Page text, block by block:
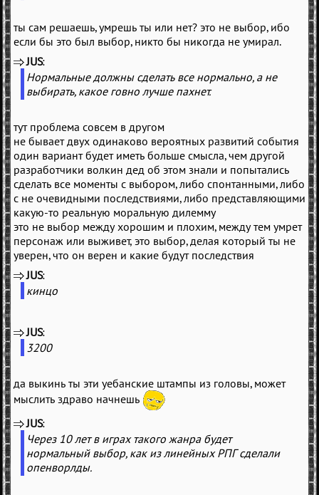
ты сам решаешь, умрешь ты или нет? это не выбор, ибо
если бы это был выбор, никто бы никогда не умирал.
JUS
Нормальные должны сделать все нормально, а не
выбирать, какое говно лучше пахнет.
тут проблема совсем в другом
не бывает двух одинаково вероятных развитий события
один вариант будет иметь больше смысла, чем другой
разработчики волкин дед об этом знали и попытались
сделать все моменты с выбором, либо спонтанными, либо
с не очевидными последствиями, либо представляющими
какую-то реальную моральную дилемму
это не выбор между хорошим и плохим, между тем умрет
персонаж или выживет, это выбор, делая который ты не
уверен, что он верен и какие будут последствия
JUS
кинцо
JUS
3200
да выкинь ты эти уебанские штампы из головы, может
мыслить здраво начнешь
JUS
Через 10 лет в играх такого жанра будет
нормальный выбор, как из линейных РПГ сделали
опенворлды.